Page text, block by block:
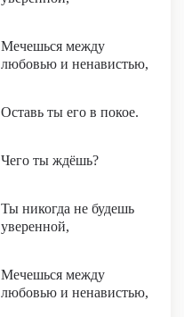
Мечешься между
любовью и ненавистью,
Оставь ты его в покое.
Чего ты ждёшь?
Ты никогда не будешь
уверенной,
Мечешься между
любовью и ненавистью,